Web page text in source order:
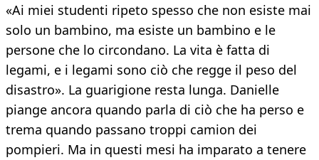
«Ai miei studenti ripeto spesso che non esiste mai
solo un bambino, ma esiste un bambino e le
persone che lo circondano. La vita è fatta di
legami, e i legami sono ciò che regge il peso del
disastro». La guarigione resta lunga. Danielle
piange ancora quando parla di ciò che ha perso e
trema quando passano troppi camion dei
pompieri. Ma in questi mesi ha imparato a tenere